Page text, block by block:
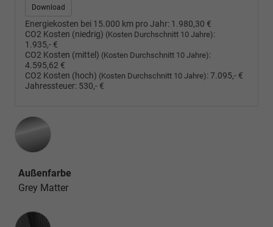
Download
Energiekosten bei 15.000 km pro Jahr: 1.980,30 €
CO2 Kosten (niedrig) (Kosten Durchschnitt 10 Jahre):
1.935,- €
CO2 Kosten (mittel) (Kosten Durchschnitt 10 Jahre):
4.595,62 €
CO2 Kosten (hoch) (Kosten Durchschnitt 10 Jahre):7.095,- €
Jahressteuer: 530,- €
Außenfarbe
Grey Matter
Innenausstattung